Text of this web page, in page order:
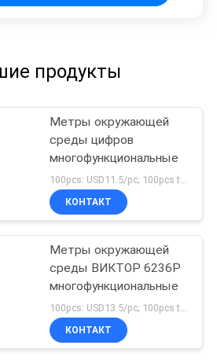
продукты
Метры окружающей
среды цифров
многофункциональные
100pcs: USD11.5/pc; 100pcs to 500pcs: USD11/pc; 500pcs to 1000pcs: USD10.5; Above 3000pcs: USD10/pc MOQ:100PCS
КОНТАКТ
Метры окружающей
среды ВИКТОР 6236P
многофункциональные
КОНТАКТ